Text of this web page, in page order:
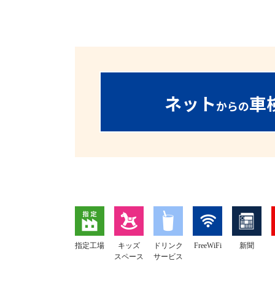
ネットからの車
指定工場
キッズ
スペース
ドリンク
サービス
FreeWiFi 新聞